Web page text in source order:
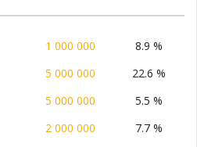
1 000 000
8.9 %
5 000 000
22.6 %
5 000 000
5.5 %
2 000 000
7.7 %